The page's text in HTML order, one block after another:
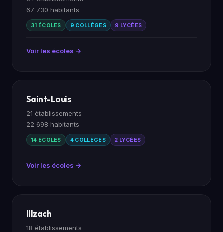
67 730 habitants
31 ÉCOLES 9 COLLÈGES 9 LYCÉES
Voir les écoles →
Saint-Louis
21 établissements
22 698 habitants
14 ÉCOLES 4 COLLÈGES 2 LYCÉES
Voir les écoles →
Illzach
18 établissements